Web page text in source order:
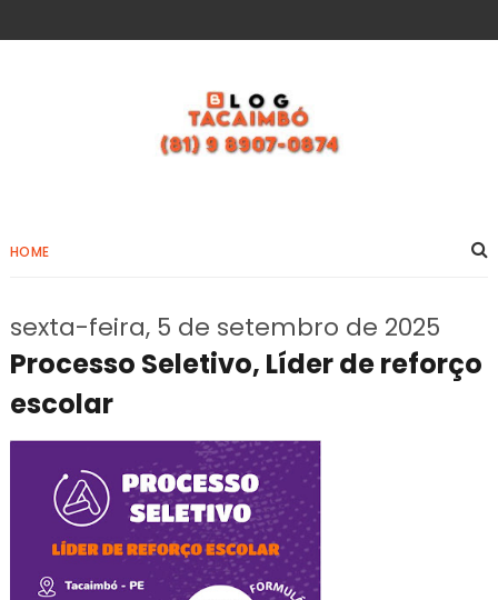
HOME
sexta-feira, 5 de setembro de 2025
Processo Seletivo, Líder de reforço
escolar